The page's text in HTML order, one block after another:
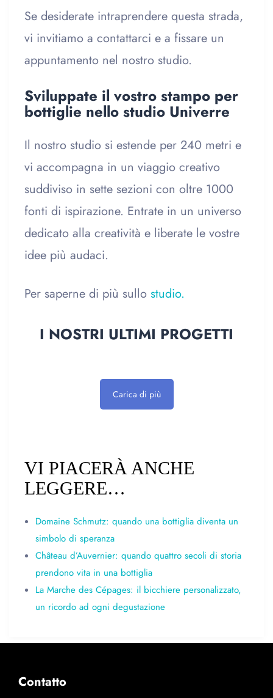
Se desiderate intraprendere questa strada,
vi invitiamo a contattarci e a fissare un
appuntamento nel nostro studio.
Sviluppate il vostro stampo per
bottiglie nello studio Univerre
Il nostro studio si estende per 240 metri e
vi accompagna in un viaggio creativo
suddiviso in sette sezioni con oltre 1000
fonti di ispirazione. Entrate in un universo
dedicato alla creatività e liberate le vostre
idee più audaci.
Per saperne di più sullo studio.
I NOSTRI ULTIMI PROGETTI
Carica di più
VI PIACERÀ ANCHE
LEGGERE…
Domaine Schmutz: quando una bottiglia diventa un
simbolo di speranza
Château d’Auvernier: quando quattro secoli di storia
prendono vita in una bottiglia
La Marche des Cépages: il bicchiere personalizzato,
un ricordo ad ogni degustazione
Contatto